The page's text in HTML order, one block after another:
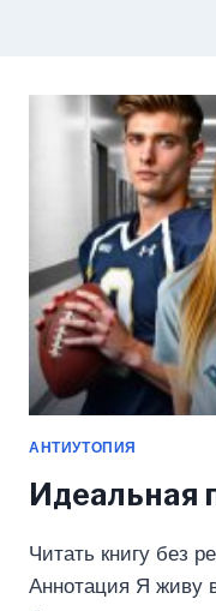
АНТИУТОПИЯ
Идеальная
Читать книгу без
Аннотация Я живу